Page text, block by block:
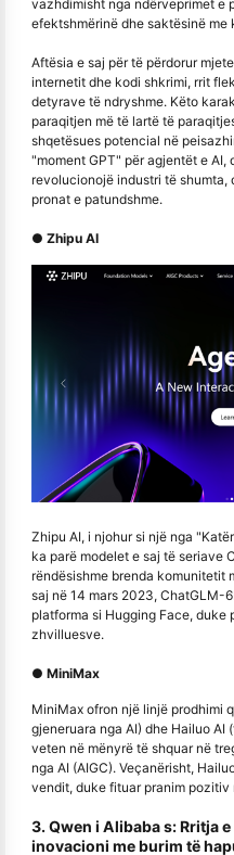
vazhdimisht nga ndërveprimet e
efektshmërinë dhe saktësinë me
Aftësia e saj për të përdorur
internetit dhe kodi shkrimi, rrit
detyrave të ndryshme. Këto
paraqitjen më të lartë të
shqetësues potencial në
"moment GPT" për agjentët e AI,
revolucionojë industri të shumta,
pronat e patundshme.
● Zhipu AI
Zhipu AI, i njohur si një nga
ka parë modelet e saj të seriave
rëndësishme brenda komunitetit
saj në 14 mars 2023, ChatGLM-
platforma si Hugging Face,
zhvilluesve.
● MiniMax
MiniMax ofron një linjë prodhimi
gjeneruara nga AI) dhe Hailuo
veten në mënyrë të shquar në
nga AI (AIGC). Veçanërisht,
vendit, duke fituar pranim pozitiv
3. Qwen i Alibaba s: Rritja
inovacioni me burim të